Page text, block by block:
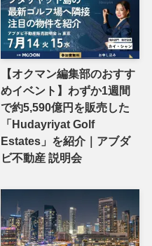
【オクマン編集部のおすす
めイベント】わずか1週間
で約5,590億円を販売した
「Hudayriyat Golf
Estates」を紹介｜アブダ
ビ不動産 説明会